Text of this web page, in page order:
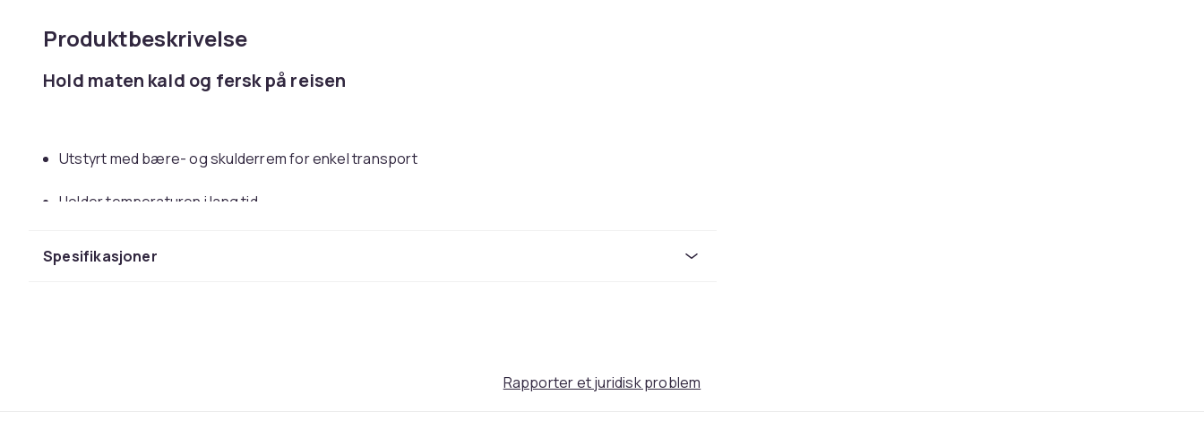
Produktbeskrivelse
Hold maten kald og fersk på reisen
Utstyrt med bære- og skulderrem for enkel transport
Holder temperaturen i lang tid
mat og drikke, noe som gjør den ideell for pikniker, lange reiser og utflukter med barn.
Spesifikasjoner
Rapporter et juridisk problem